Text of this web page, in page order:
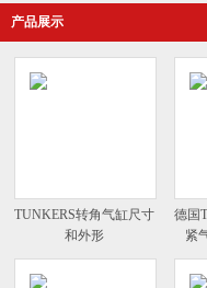
产品展示
TUNKERS转角气缸尺寸
和外形
德国
紧